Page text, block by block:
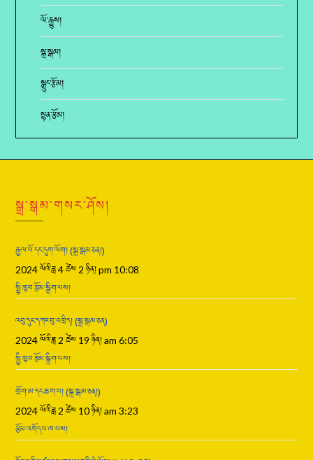
ལོ་རྒྱུས།
སྒྲ་སྒམ།
སྒྲུང་རྩོམ།
སྙན་རྩོམ།
སྒྲ་སྒམ་གསར་ཤོས།
རྒྱལ་པོ་དང་དུག་ལོག། (སྒྲ་སྒམ་ཅན།)
2024 ལོའི་ཟླ 4 ཚེས 2 ཉིན། pm 10:08
སྤྱི་ཁྱབ་རྩོམ་སྒྲིག་པས།
འབུ་དུང་དཀར་བུ་འཁྲིད། (སྒྲ་སྒམ་ཅན)
2024 ལོའི་ཟླ 2 ཚེས 19 ཉིན། am 6:05
སྤྱི་ཁྱབ་རྩོམ་སྒྲིག་པས།
གྲོག་མ་དང་ཆ་ག་པ། (སྒྲ་སྒམ་ཅན།)
2024 ལོའི་ཟླ 2 ཚེས 10 ཉིན། am 3:23
རྩོམ་འགོད་པ་ཁ་པས།